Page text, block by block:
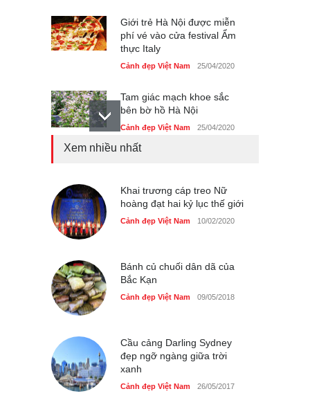
Giới trẻ Hà Nội được miễn
phí vé vào cửa festival Ẩm
thực Italy
Cảnh đẹp Việt Nam 25/04/2020
Tam giác mạch khoe sắc
bên bờ hồ Hà Nội
Cảnh đẹp Việt Nam 25/04/2020
Cảnh đẹp Việt Nam 24/04/2020
Những món ăn đồng quê
Xem nhiều nhất
Khai trương cáp treo Nữ
hoàng đạt hai kỷ lục thế giới
Cảnh đẹp Việt Nam 10/02/2020
Bánh củ chuối dân dã của
Bắc Kạn
Cảnh đẹp Việt Nam 09/05/2018
Cầu cảng Darling Sydney
đẹp ngỡ ngàng giữa trời
xanh
Cảnh đẹp Việt Nam 26/05/2017